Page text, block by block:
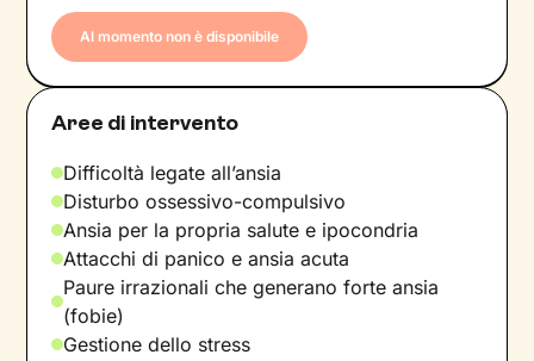
Al momento non è disponibile
Aree di intervento
Difficoltà legate all’ansia
Disturbo ossessivo-compulsivo
Ansia per la propria salute e ipocondria
Attacchi di panico e ansia acuta
Paure irrazionali che generano forte ansia
(fobie)
Gestione dello stress